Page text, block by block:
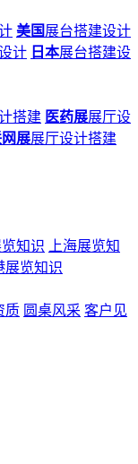
美国 展台搭建设计
计 日本展台搭建设
搭建 医药展展厅设
展展厅设计搭建
知识
上海展览知
展览知识
质 圆桌风采 客户见